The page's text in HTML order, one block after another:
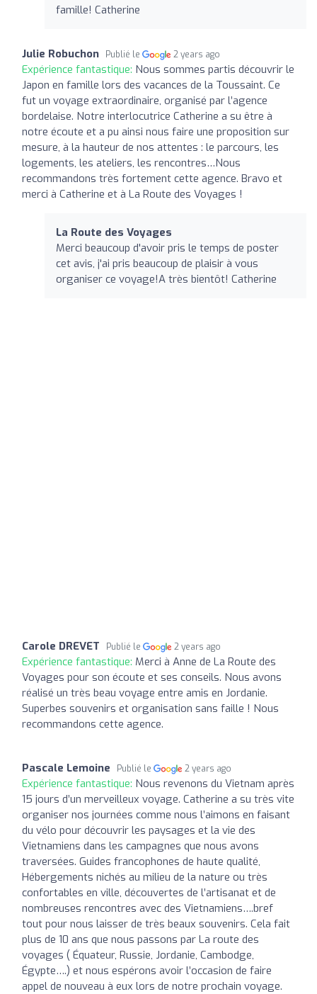
famille! Catherine
Julie Robuchon Publié le 2 years ago
Expérience fantastique: Nous sommes partis découvrir le
Japon en famille lors des vacances de la Toussaint. Ce
fut un voyage extraordinaire, organisé par l’agence
bordelaise. Notre interlocutrice Catherine a su être à
notre écoute et a pu ainsi nous faire une proposition sur
mesure, à la hauteur de nos attentes : le parcours, les
logements, les ateliers, les rencontres…Nous
recommandons très fortement cette agence. Bravo et
merci à Catherine et à La Route des Voyages !
La Route des Voyages
Merci beaucoup d'avoir pris le temps de poster
cet avis, j'ai pris beaucoup de plaisir à vous
organiser ce voyage!A très bientôt! Catherine
Carole DREVET Publié le 2 years ago
Expérience fantastique: Merci à Anne de La Route des
Voyages pour son écoute et ses conseils. Nous avons
réalisé un très beau voyage entre amis en Jordanie.
Superbes souvenirs et organisation sans faille ! Nous
recommandons cette agence.
Pascale Lemoine Publié le 2 years ago
Expérience fantastique: Nous revenons du Vietnam après
15 jours d’un merveilleux voyage. Catherine a su très vite
organiser nos journées comme nous l’aimons en faisant
du vélo pour découvrir les paysages et la vie des
Vietnamiens dans les campagnes que nous avons
traversées. Guides francophones de haute qualité,
Hébergements nichés au milieu de la nature ou très
confortables en ville, découvertes de l’artisanat et de
nombreuses rencontres avec des Vietnamiens….bref
tout pour nous laisser de très beaux souvenirs. Cela fait
plus de 10 ans que nous passons par La route des
voyages ( Équateur, Russie, Jordanie, Cambodge,
Égypte….) et nous espérons avoir l’occasion de faire
appel de nouveau à eux lors de notre prochain voyage.